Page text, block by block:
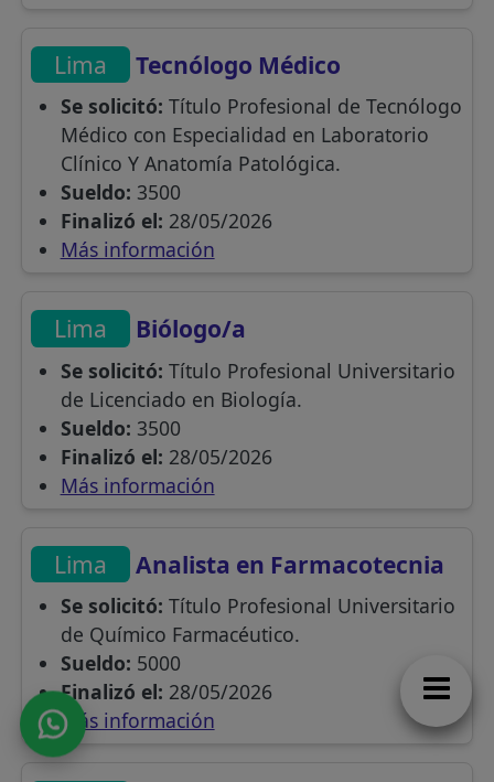
Lima Tecnólogo Médico
Se solicitó: Título Profesional de Tecnólogo
Médico con Especialidad en Laboratorio
Clínico Y Anatomía Patológica.
Sueldo: 3500
Finalizó el: 28/05/2026
Más información
Lima Biólogo/a
Se solicitó: Título Profesional Universitario
de Licenciado en Biología.
Sueldo: 3500
Finalizó el: 28/05/2026
Más información
Lima Analista en Farmacotecnia
Se solicitó: Título Profesional Universitario
de Químico Farmacéutico.
Sueldo: 5000
Finalizó el: 28/05/2026
Más información